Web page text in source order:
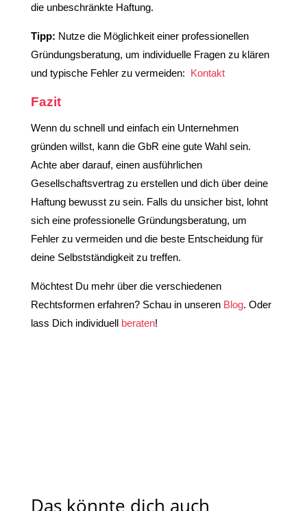
die unbeschränkte Haftung.
Tipp: Nutze die Möglichkeit einer professionellen
Gründungsberatung, um individuelle Fragen zu klären
und typische Fehler zu vermeiden: Kontakt
Fazit
Wenn du schnell und einfach ein Unternehmen
gründen willst, kann die GbR eine gute Wahl sein.
Achte aber darauf, einen ausführlichen
Gesellschaftsvertrag zu erstellen und dich über deine
Haftung bewusst zu sein. Falls du unsicher bist, lohnt
sich eine professionelle Gründungsberatung, um
Fehler zu vermeiden und die beste Entscheidung für
deine Selbstständigkeit zu treffen.
Möchtest Du mehr über die verschiedenen
Rechtsformen erfahren? Schau in unseren Blog. Oder
lass Dich individuell beraten!
Das könnte dich auch